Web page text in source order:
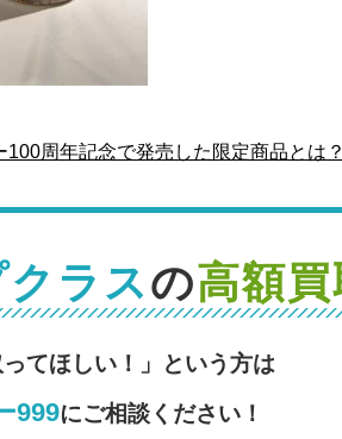
周年記念で発売した限定商品とは？
ラスの高額
てほしい！」という方は
999にご相談ください！